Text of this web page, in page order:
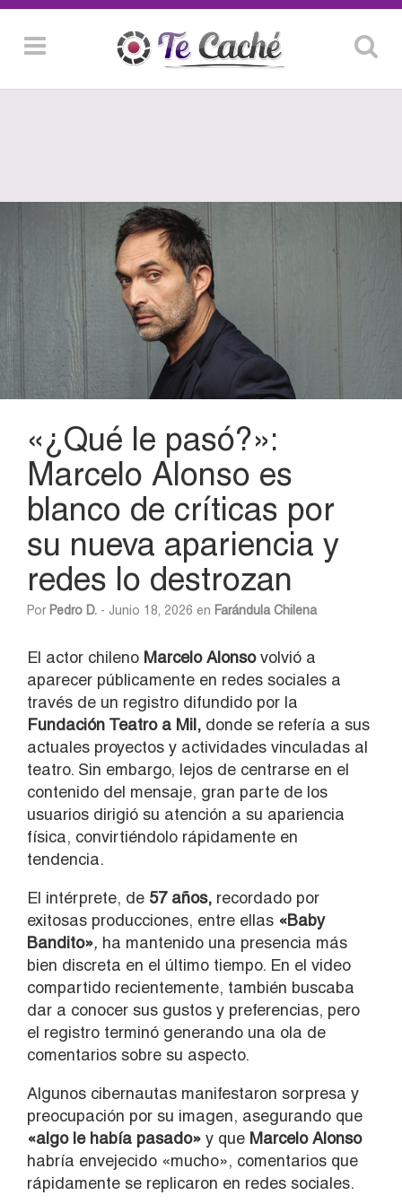
«¿Qué le pasó?»:
Marcelo Alonso es
blanco de críticas por
su nueva apariencia y
redes lo destrozan
Por Pedro D. - Junio 18, 2026 en Farándula Chilena
El actor chileno Marcelo Alonsovolvió a
aparecer públicamente en redes sociales a
través de un registro difundido por la
Fundación Teatro a Mil, donde se refería a sus
actuales proyectos y actividades vinculadas al
teatro. Sin embargo, lejos de centrarse en el
contenido del mensaje, gran parte de los
usuarios dirigió su atención a su apariencia
física, convirtiéndolo rápidamente en
tendencia.
El intérprete, de 57 años, recordado por
exitosas producciones, entre ellas «Baby
Bandito», ha mantenido una presencia más
bien discreta en el último tiempo. En el video
compartido recientemente, también buscaba
dar a conocer sus gustos y preferencias, pero
el registro terminó generando una ola de
comentarios sobre su aspecto.
Algunos cibernautas manifestaron sorpresa y
preocupación por su imagen, asegurando que
«algo le había pasado» y que Marcelo Alonso
habría envejecido «mucho», comentarios que
rápidamente se replicaron en redes sociales.